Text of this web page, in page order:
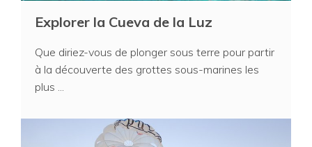
Explorer la Cueva de la Luz
Que diriez-vous de plonger sous terre pour partir
à la découverte des grottes sous-marines les
plus ...